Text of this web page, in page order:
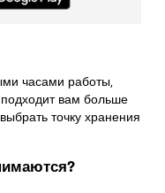
часами работы,
вам больше
точку хранения